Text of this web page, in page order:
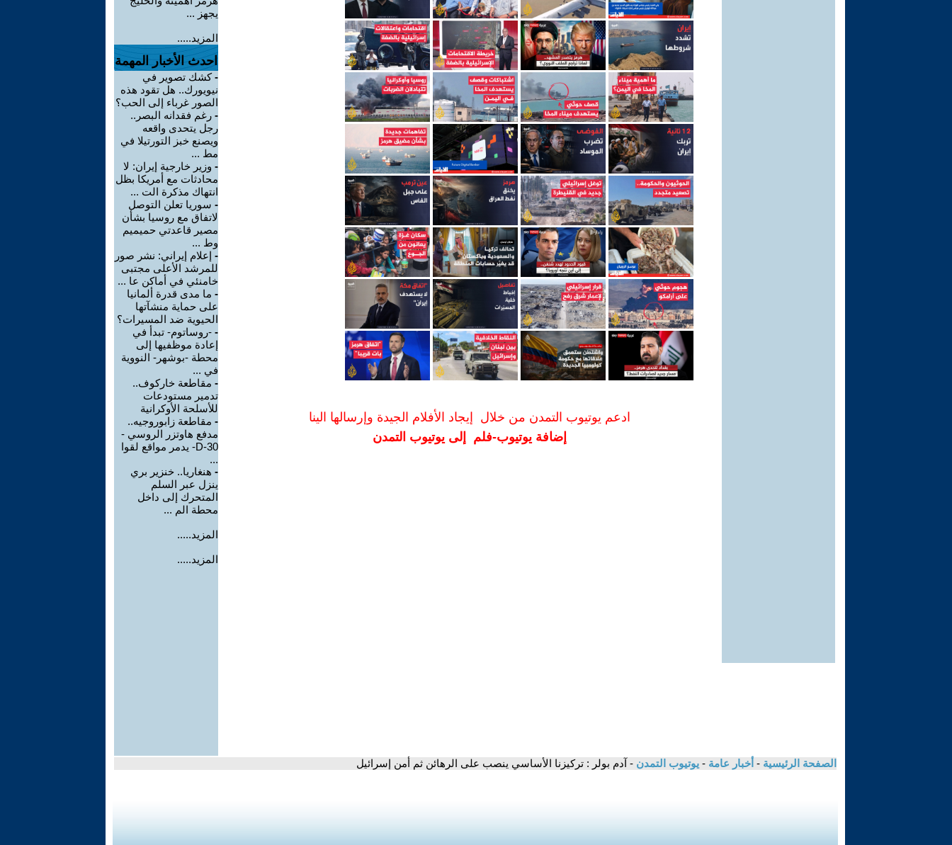
ادعم يوتيوب التمدن من خلال إيجاد الأفلام الجيدة وإرسالها الينا
إضافة يوتيوب-فلم إلى يوتيوب التمدن
يجهز ...
المزيد.....
احدث الأخبار المهمة
-كشك تصوير في
نيويورك.. هل تقود هذه
الصور غرباء إلى الحب؟
- رغم فقدانه البصر..
رجل يتحدى واقعه
ويصنع خبز التورتيلا في
مط ...
- وزير خارجية إيران: لا
محادثات مع أمريكا بظل
انتهاك مذكرة الت ...
- سوريا تعلن التوصل
لاتفاق مع روسيا بشأن
مصير قاعدتي حميميم
وط ...
- إعلام إيراني: نشر صور
للمرشد الأعلى مجتبى
خامنئي في أماكن عا ...
- ما مدى قدرة ألمانيا
على حماية منشآتها
الحيوية ضد المسيرات؟
- -روساتوم- تبدأ في
إعادة موظفيها إلى
محطة -بوشهر- النووية
في ...
- مقاطعة خاركوف..
تدمير مستودعات
للأسلحة الأوكرانية
- مقاطعة زابوروجيه..
مدفع هاوتزر الروسي -
D-30- يدمر مواقع لقوا
...
- هنغاريا.. خنزير بري
ينزل عبر السلم
المتحرك إلى داخل
محطة الم ...
المزيد.....
المزيد.....
الصفحة الرئيسية - أخبار عامة - يوتيوب التمدن - آدم بولر : تركيزنا الأساسي ينصب على الرهائن ثم أمن إسرائيل